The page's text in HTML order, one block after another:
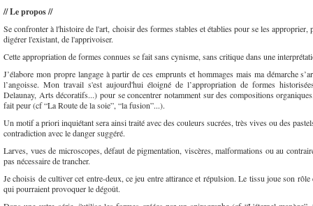
// Le propos //
Se confronter à l'histoire de l'art, choisir des formes stables et établies pour se les
digérer l'existant, de l'apprivoiser.
Cette appropriation de formes connues se fait sans cynisme, sans critique dans une
J’élabore mon propre langage à partir de ces emprunts et hommages mais ma démarche
l’angoisse. Mon travail s'est aujourd'hui éloigné de l’appropriation de formes
Delaunay, Arts décoratifs...) pour se concentrer notamment sur des compositions
fait peur (cf “La Route de la soie”, “la fusion”...).
Un motif a priori inquiétant sera ainsi traité avec des couleurs sucrées, très vives ou des
contradiction avec le danger suggéré.
Larves, vues de microscopes, défaut de pigmentation, viscères, malformations ou au
pas nécessaire de trancher.
Je choisis de cultiver cet entre-deux, ce jeu entre attirance et répulsion. Le tissu joue son rôle
qui pourraient provoquer le dégoût.